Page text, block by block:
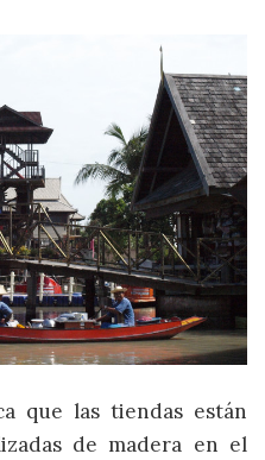
que las tiendas están
de madera en el